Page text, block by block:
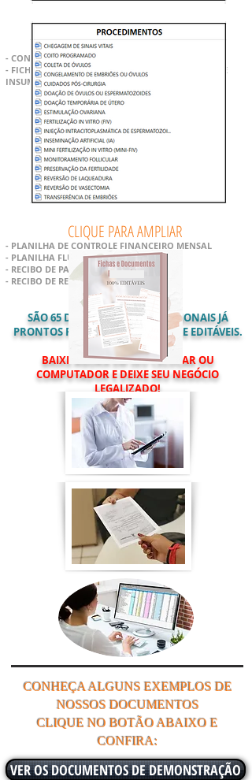
- CONTRATODE PRESTAÇÃO DE SERVIÇO
- FICHAS CONTROLE DE TEMPERATURA, GELADEIRA E
INSUMOS
PLANILHAS E RECIBOS
- PLANILHA DE CONTROLE FINANCEIRO MENSAL
- PLANILHA FLUXO DE CAIXA DIÁRIO
- RECIBO DE PAGAMENTO
- RECIBO DE REEMBOLSO
SÃO65DOCUMENTOS PROFISSIONAIS JÁ
PRONTOS PARA USO, TOTALMENTE EDITÁVEIS.
BAIXE AGORA EM SEU CELULAR OU
COMPUTADOR E DEIXE SEU NEGÓCIO
LEGALIZADO!
CLIQUE PARA AMPLIAR
CONHEÇA ALGUNS EXEMPLOS DE
NOSSOS DOCUMENTOS
CLIQUE NO BOTÃO ABAIXO E
CONFIRA:
VER OS DOCUMENTOS DE DEMONSTRAÇÃO